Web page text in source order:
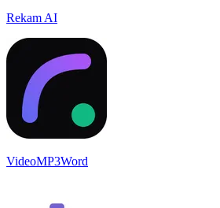
Rekam AI
VideoMP3Word